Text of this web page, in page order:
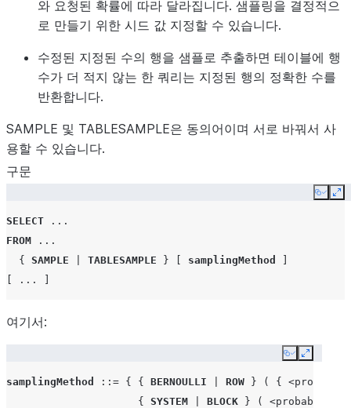
와 요청된 확률에 따라 달라집니다. 샘플링을 결정적으
로 만들기 위한 시드 값 지정할 수 있습니다.
수정된 지정된 수의 행을 샘플로 추출하면 테이블에 행
수가 더 적지 않는 한 쿼리는 지정된 행의 정확한 수를
반환합니다.
SAMPLE 및 TABLESAMPLE은 동의어이며 서로 바꿔서 사
용할 수 있습니다.
구문
Copy
SELECT
...
FROM
...
{
SAMPLE TABLESAMPLE } samplingMethod
...
여기서:
CopyExpand
samplingMethod ::= { { BERNOULLI ROW } ( {
{
SYSTEM BLOCK } ( <probability>